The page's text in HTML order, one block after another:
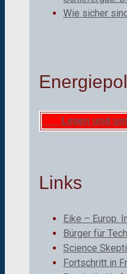
Wie sicher
Lesen und
Links
Eike – Europ.
Bürger für
Science
Fortschritt in